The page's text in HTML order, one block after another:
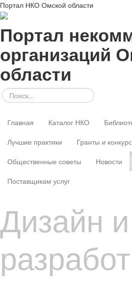
Портал НКО Омской области
Портал
организаций
области
Главная Каталог НКО
Лучшие практики
Гранты и
Общественные советы
Новости
Поставщикам услуг
Дизайн и